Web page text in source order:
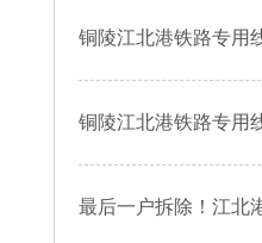
铜陵江北港铁路专用
铜陵江北港铁路专用
最后一户拆除！江北